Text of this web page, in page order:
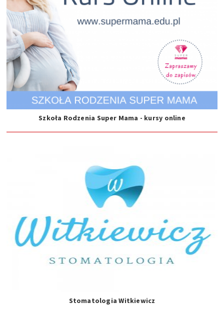
Szkoła Rodzenia Super Mama - kursy online
Stomatologia Witkiewicz